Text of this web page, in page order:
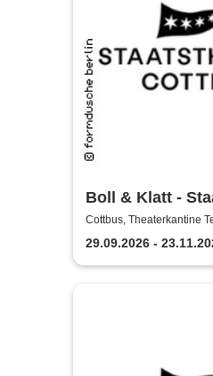
Boll & Klatt -
Cottbus
Cottbus, Theaterkantine
Staatstheater Cottbus
29.09.2026 -